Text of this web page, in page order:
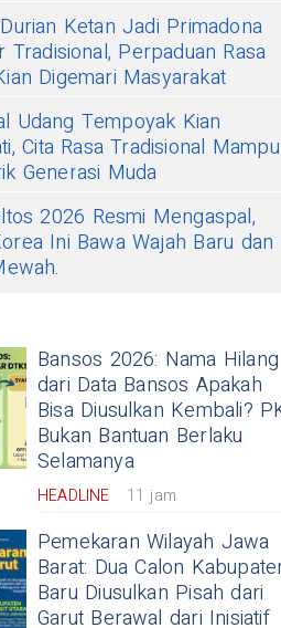
Ketan Jadi Primadona
Tradisional, Perpaduan Rasa
Digemari Masyarakat
Udang Tempoyak Kian
Cita Rasa Tradisional Mampu
Generasi Muda
2026 Resmi Mengaspal,
Ini Bawa Wajah Baru dan
Bansos 2026: Nama Hilang
dari Data Bansos Apakah
Bisa Diusulkan Kembali?
Bukan Bantuan Berlaku
Selamanya
HEADLINE 11 jam
Pemekaran Wilayah Jawa
Barat: Dua Calon
Baru Diusulkan Pisah dari
Garut Berawal dari Inisiatif